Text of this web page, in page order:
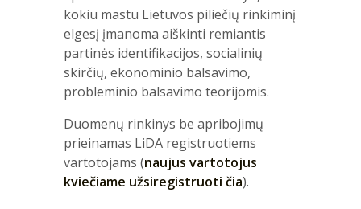
kokiu mastu Lietuvos piliečių rinkiminį
elgesį įmanoma aiškinti remiantis
partinės identifikacijos, socialinių
skirčių, ekonominio balsavimo,
probleminio balsavimo teorijomis.
Duomenų rinkinys be apribojimų
prieinamas LiDA registruotiems
vartotojams (naujus vartotojus
kviečiame užsiregistruoti čia).